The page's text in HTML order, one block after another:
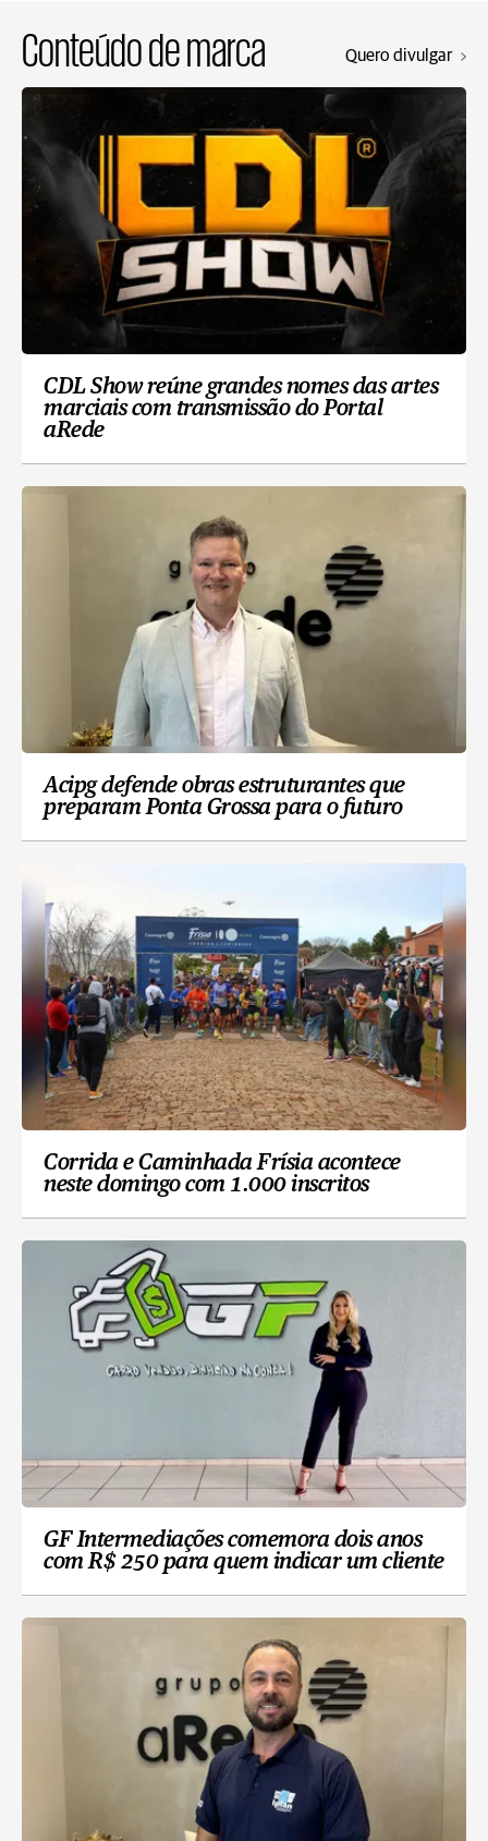
Conteúdo de marca Quero divulgar
CDL Show reúne grandes nomes das artes
marciais com transmissão do Portal
aRede
Acipg defende obras estruturantes que
preparam Ponta Grossa para o futuro
Corrida e Caminhada Frísia acontece
neste domingo com 1.000 inscritos
GF Intermediações comemora dois anos
com R$ 250 para quem indicar um cliente